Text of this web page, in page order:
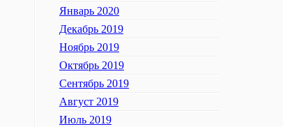
Январь 2020
Декабрь 2019
Ноябрь 2019
Октябрь 2019
Сентябрь 2019
Август 2019
Июль 2019